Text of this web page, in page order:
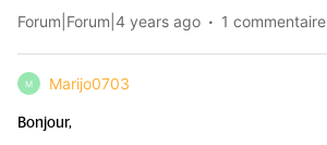
Forum|Forum|4 years ago 1 commentaire
M Marijo0703
Bonjour,